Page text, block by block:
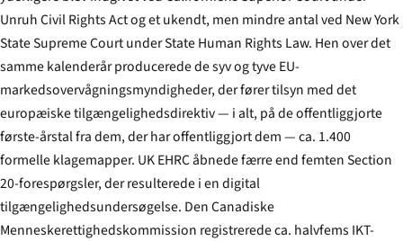
Unruh Civil Rights Act og et ukendt, men mindre antal ved New York
State Supreme Court under State Human Rights Law. Hen over det
samme kalenderår producerede de syv og tyve EU-
markedsovervågningsmyndigheder, der fører tilsyn med det
europæiske tilgængelighedsdirektiv — i alt, på de offentliggjorte
første-årstal fra dem, der har offentliggjort dem — ca. 1.400
formelle klagemapper. UK EHRC åbnede færre end femten Section
20-forespørgsler, der resulterede i en digital
tilgængelighedsundersøgelse. Den Canadiske
Menneskerettighedskommission registrerede ca. halvfems IKT-